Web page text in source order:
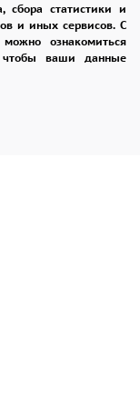
сбора статистики и
и иных сервисов. С
ознакомиться
ваши данные